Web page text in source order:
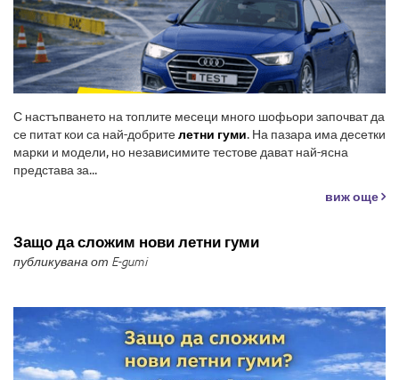
С настъпването на топлите месеци много шофьори започват да
се питат кои са най-добрителетни гуми. На пазара има десетки
марки и модели, но независимите тестове дават най-ясна
представа за...
виж още
Защо да сложим нови летни гуми
публикувана от E-gumi